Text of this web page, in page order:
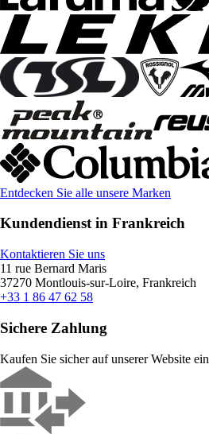
Entdecken Sie alle unsere Marken
Kundendienst in Frankreich
Kontaktieren Sie uns
11 rue Bernard Maris
37270 Montlouis-sur-Loire, Frankreich
+33 1 86 47 62 58
Sichere Zahlung
Kaufen Sie sicher auf unserer Website ein